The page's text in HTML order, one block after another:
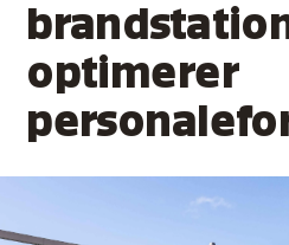
optimerer